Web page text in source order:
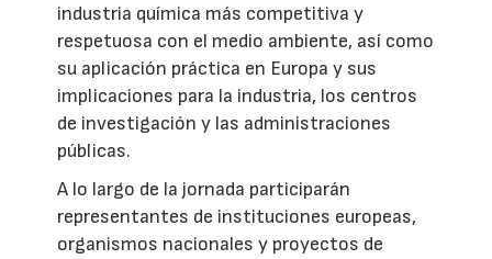
industria química más competitiva y
respetuosa con el medio ambiente, así como
su aplicación práctica en Europa y sus
implicaciones para la industria, los centros
de investigación y las administraciones
públicas.
A lo largo de la jornada participarán
representantes de instituciones europeas,
organismos nacionales y proyectos de